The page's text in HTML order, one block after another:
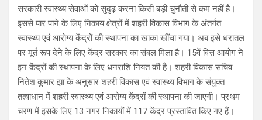
सरकारी स्वास्थ्य सेवाओं को सुदृढ़ करना किसी बड़ी चुनौती से कम नहीं है।
इससे पार पाने के लिए निकाय क्षेत्रों में शहरी विकास विभाग के अंतर्गत
स्वास्थ्य एवं आरोग्य केंद्रों की स्थापना का खाका खींचा गया। अब इसे धरातल
पर मूर्त रूप देने के लिए केंद्र सरकार का संबल मिला है। 15वें वित्त आयोग ने
इन केंद्रों की स्थापना के लिए धनराशि नियत की है। शहरी विकास सचिव
नितेश कुमार झा के अनुसार शहरी विकास एवं स्वास्थ्य विभाग के संयुक्त
तत्वाधान में शहरी स्वास्थ्य एवं आरोग्य केंद्रों की स्थापना की जाएगी। प्रथम
चरण में इसके लिए 13 नगर निकायों में 117 केंद्र प्रस्तावित किए गए हैं।